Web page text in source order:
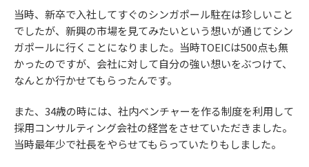
当時、新卒で入社してすぐのシンガポール駐在は珍しいこと
でしたが、新興の市場を見てみたいという想いが通じてシン
ガポールに行くことになりました。当時TOEICは500点も無
かったのですが、会社に対して自分の強い想いをぶつけて、
なんとか行かせてもらったんです。
また、34歳の時には、社内ベンチャーを作る制度を利用して
採用コンサルティング会社の経営をさせていただきました。
当時最年少で社長をやらせてもらっていたりもしました。